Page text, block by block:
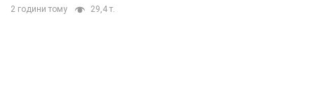
2 години тому 29,4 т.